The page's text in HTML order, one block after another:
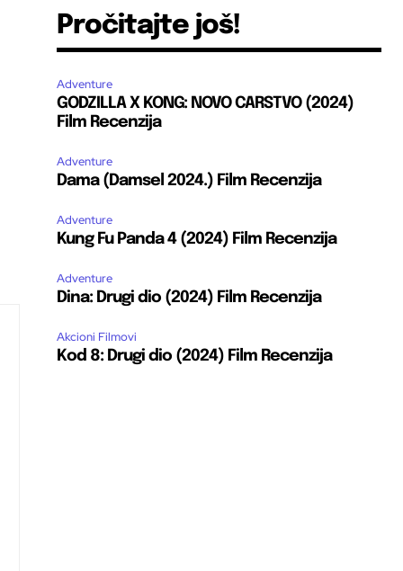
Pročitajte još!
Adventure
GODZILLA X KONG: NOVO CARSTVO (2024)
Film Recenzija
Adventure
Dama (Damsel 2024.) Film Recenzija
Adventure
Kung Fu Panda 4 (2024) Film Recenzija
Adventure
Dina: Drugi dio (2024) Film Recenzija
Akcioni Filmovi
Kod 8: Drugi dio (2024) Film Recenzija